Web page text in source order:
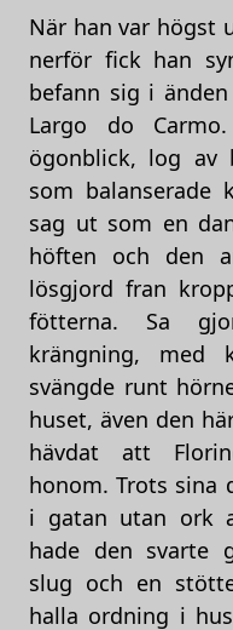
När han var högst
nerför fick han
befann sig i
Largo do
ögonblick, log av
som balanserade
sag ut som en
höften och den
lösgjord fran
fötterna. Sa
krängning, med
svängde runt
huset, även den
hävdat att
honom. Trots sina
i gatan utan ork
hade den svarte
slug och en
halla ordning i